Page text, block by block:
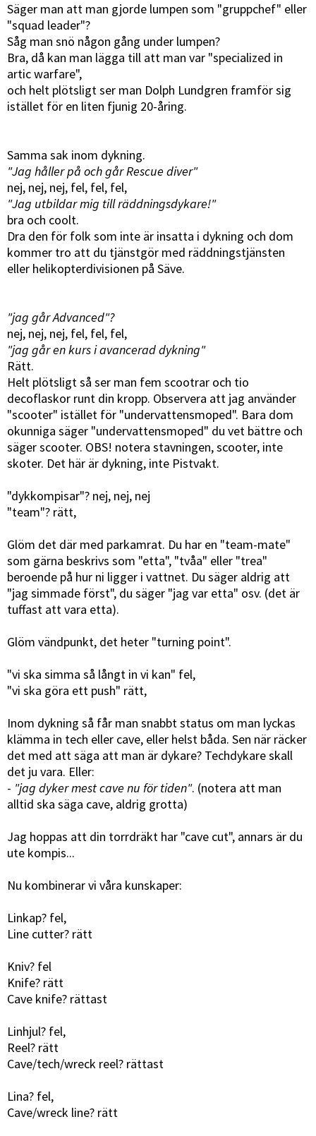
Säger man att man gjorde lumpen som "gruppchef" eller
"squad leader"?
Såg man snö någon gång under lumpen?
Bra, då kan man lägga till att man var "specialized in
artic warfare",
och helt plötsligt ser man Dolph Lundgren framför sig
istället för en liten fjunig 20-åring.
Samma sak inom dykning.
"Jag håller på och går Rescue diver"
nej, nej, nej, fel, fel, fel,
"Jag utbildar mig till räddningsdykare!"
bra och coolt.
Dra den för folk som inte är insatta i dykning och dom
kommer tro att du tjänstgör med räddningstjänsten
eller helikopterdivisionen på Säve.
"jag går Advanced"?
nej, nej, nej, fel, fel, fel,
"jag går en kurs i avancerad dykning"
Rätt.
Helt plötsligt så ser man fem scootrar och tio
decoflaskor runt din kropp. Observera att jag använder
"scooter" istället för "undervattensmoped". Bara dom
okunniga säger "undervattensmoped" du vet bättre och
säger scooter. OBS! notera stavningen, scooter, inte
skoter. Det här är dykning, inte Pistvakt.
"dykkompisar"? nej, nej, nej
"team"? rätt,
Glöm det där med parkamrat. Du har en "team-mate"
som gärna beskrivs som "etta", "tvåa" eller "trea"
beroende på hur ni ligger i vattnet. Du säger aldrig att
"jag simmade först", du säger "jag var etta" osv. (det är
tuffast att vara etta).
Glöm vändpunkt, det heter "turning point".
"vi ska simma så långt in vi kan" fel,
"vi ska göra ett push" rätt,
Inom dykning så får man snabbt status om man lyckas
klämma in tech eller cave, eller helst båda. Sen när räcker
det med att säga att man är dykare? Techdykare skall
det ju vara. Eller:
- "jag dyker mest cave nu för tiden". (notera att man
alltid ska säga cave, aldrig grotta)
Jag hoppas att din torrdräkt har "cave cut", annars är du
ute kompis...
Nu kombinerar vi våra kunskaper:
Linkap? fel,
Line cutter? rätt
Kniv? fel
Knife? rätt
Cave knife? rättast
Linhjul? fel,
Reel? rätt
Cave/tech/wreck reel? rättast
Lina? fel,
Cave/wreck line? rätt